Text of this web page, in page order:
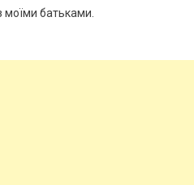
батьками.